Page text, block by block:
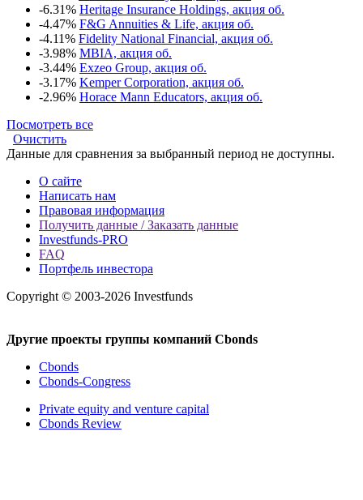
-6.31% Heritage Insurance Holdings, акция об.
-4.47% F&G Annuities & Life, акция об.
-4.11% Fidelity National Financial, акция об.
-3.98% MBIA, акция об.
-3.44% Exzeo Group, акция об.
-3.17% Kemper Corporation, акция об.
-2.96% Horace Mann Educators, акция об.
Посмотреть все
Очистить
Данные для сравнения за выбранный период не доступны.
О сайте
Написать нам
Правовая информация
Получить данные / Заказать данные
Investfunds-PRO
FAQ
Портфель инвестора
Copyright © 2003-2026 Investfunds
Другие проекты группы компаний Cbonds
Cbonds
Cbonds-Congress
Private equity and venture capital
Cbonds Review